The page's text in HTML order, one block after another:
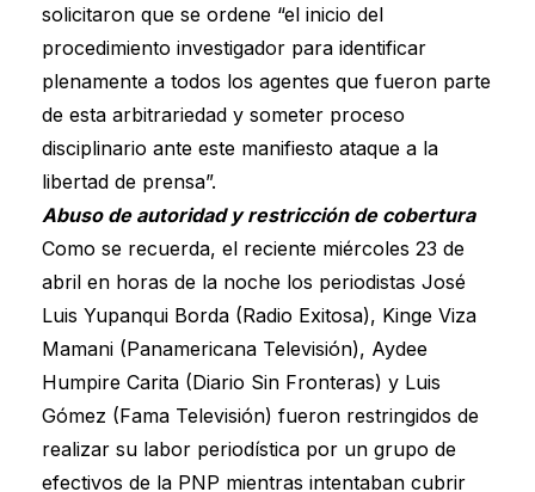
solicitaron que se ordene “el inicio del
procedimiento investigador para identificar
plenamente a todos los agentes que fueron parte
de esta arbitrariedad y someter proceso
disciplinario ante este manifiesto ataque a la
libertad de prensa”.
Abuso de autoridad y restricción de cobertura
Como se recuerda, el reciente miércoles 23 de
abril en horas de la noche los periodistas José
Luis Yupanqui Borda (Radio Exitosa), Kinge Viza
Mamani (Panamericana Televisión), Aydee
Humpire Carita (Diario Sin Fronteras) y Luis
Gómez (Fama Televisión) fueron restringidos de
realizar su labor periodística por un grupo de
efectivos de la PNP mientras intentaban cubrir